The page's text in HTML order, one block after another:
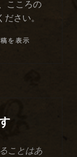
こころの
さい。
を表示
ことはあ